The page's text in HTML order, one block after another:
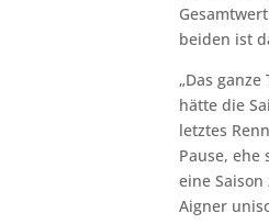
beiden ist
„Das
hätte die
letztes
Pause,
eine
Aigner